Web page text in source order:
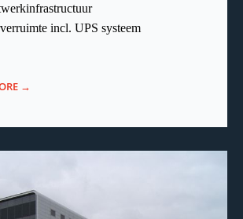
incl. UPS systeem
→